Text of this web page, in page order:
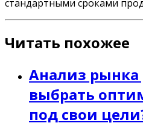
стандартными сроками
Читать похожее
Анализ рынка
выбрать
под свои